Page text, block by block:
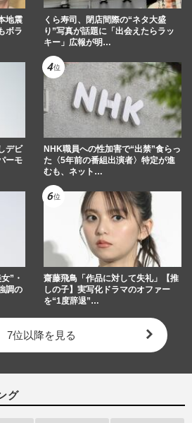
方から見守り体制…
年12月30日号 2026/1/4
、新たなロイヤルにゃんこ『美
え入れ！猫談義が話題になった美
語るご一家の“並々な…
年12月23日号 2025/12/11
地震
ボラ
くら寿司、閉店間際の“ネタ大盛
り”写真が話題に「出会えたらラッ
キー」広報が明…
デビ
ーモ
NHK職員への性加害で“出禁”食らっ
た〈5年前の番組出演者〉特定が進
むも、ネット…
”・
調の
齋藤飛鳥「作品に対して失礼」【推
しの子】実写化ドラマのオファー
を“1度辞退”…
7位以降を見る
グ